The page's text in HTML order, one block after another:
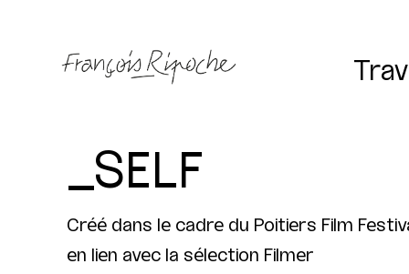
_SELF
Créé dans le cadre du Poitiers Film
en lien avec la sélection Filmer